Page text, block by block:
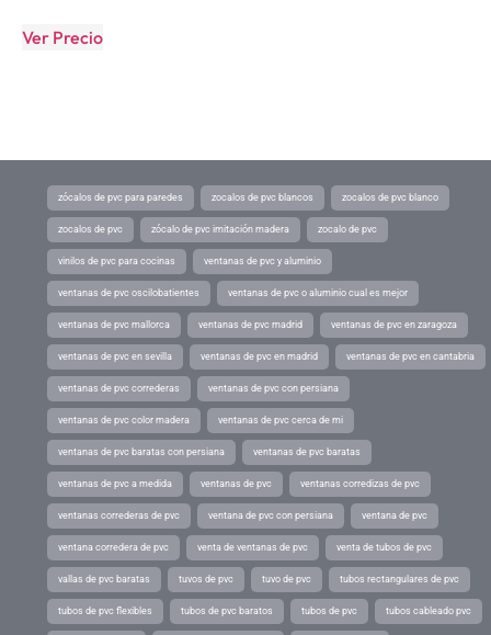
Ver Precio
zócalos de pvc para paredes zocalos de pvc blancos zocalos de pvc blanco
zocalos de pvc zócalo de pvc imitación madera zocalo de pvc
vinilos de pvc para cocinas ventanas de pvc y aluminio
ventanas de pvc oscilobatientes ventanas de pvc o aluminio cual es mejor
ventanas de pvc mallorca ventanas de pvc madrid ventanas de pvc en zaragoza
ventanas de pvc en sevilla ventanas de pvc en madrid ventanas de pvc en cantabria
ventanas de pvc correderas ventanas de pvc con persiana
ventanas de pvc color madera ventanas de pvc cerca de mi
ventanas de pvc baratas con persiana ventanas de pvc baratas
ventanas de pvc a medida ventanas de pvc ventanas corredizas de pvc
ventanas correderas de pvc ventana de pvc con persiana ventana de pvc
ventana corredera de pvc venta de ventanas de pvc venta de tubos de pvc
vallas de pvc baratas tuvos de pvc tuvo de pvc tubos rectangulares de pvc
tubos de pvc flexibles tubos de pvc baratos tubos de pvc tubos cableado pvc